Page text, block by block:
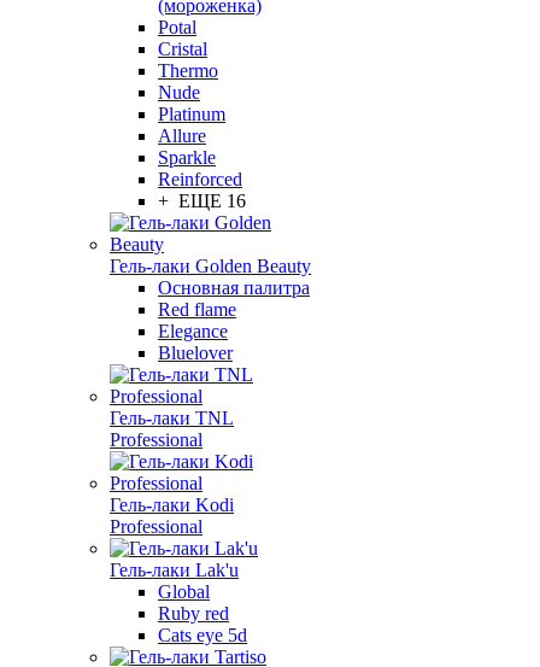
(мороженка)
Potal
Cristal
Thermo
Nude
Platinum
Allure
Sparkle
Reinforced
+ ЕЩЕ 16
Гель-лаки Golden Beauty
Основная палитра
Red flame
Elegance
Bluelover
Гель-лаки TNL
Professional
Гель-лаки Kodi
Professional
Гель-лаки Lak'u
Global
Ruby red
Cats eye 5d